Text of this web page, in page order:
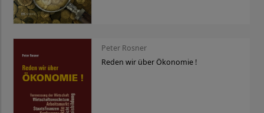
Peter Rosner
Reden wir über Ökonomie !